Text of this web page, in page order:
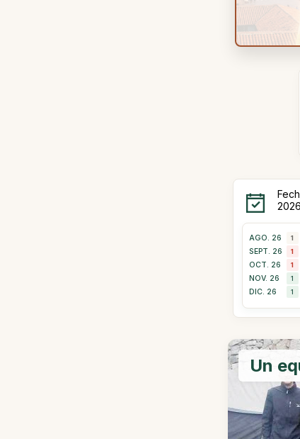
AGO. 26 1
SEPT. 26 1
OCT. 26 1
NOV. 26 1
DIC. 26 1
Un